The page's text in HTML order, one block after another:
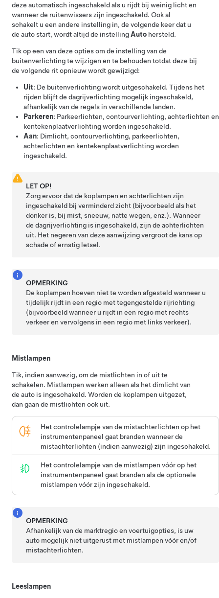
deze automatisch ingeschakeld als u rijdt bij weinig licht en
wanneer de ruitenwissers zijn ingeschakeld. Ook al
schakelt u een andere instelling in, de volgende keer dat u
de auto start, wordt altijd de instelling Auto hersteld.
Tik op een van deze opties om de instelling van de
buitenverlichting te wijzigen en te behouden totdat deze bij
de volgende rit opnieuw wordt gewijzigd:
Uit: De buitenverlichting wordt uitgeschakeld. Tijdens het
rijden blijft de dagrijverlichting mogelijk ingeschakeld,
afhankelijk van de regels in verschillende landen.
Parkeren: Parkeerlichten, contourverlichting, achterlichten en
kentekenplaatverlichting worden ingeschakeld.
Aan: Dimlicht, contourverlichting, parkeerlichten,
achterlichten en kentekenplaatverlichting worden
ingeschakeld.
LET OP!
Zorg ervoor dat de koplampen en achterlichten zijn
ingeschakeld bij verminderd zicht (bijvoorbeeld als het
donker is, bij mist, sneeuw, natte wegen, enz.). Wanneer
de dagrijverlichting is ingeschakeld, zijn de achterlichten
uit. Het negeren van deze aanwijzing vergroot de kans op
schade of ernstig letsel.
OPMERKING
De koplampen hoeven niet te worden afgesteld wanneer u
tijdelijk rijdt in een regio met tegengestelde rijrichting
(bijvoorbeeld wanneer u rijdt in een regio met rechts
verkeer en vervolgens in een regio met links verkeer).
Mistlampen
Tik, indien aanwezig, om de mistlichten in of uit te
schakelen. Mistlampen werken alleen als het dimlicht van
de auto is ingeschakeld. Worden de koplampen uitgezet,
dan gaan de mistlichten ook uit.
Het controlelampje van de mistachterlichten op het
instrumentenpaneel gaat branden wanneer de
mistachterlichten (indien aanwezig) zijn ingeschakeld.
Het controlelampje van de mistlampen vóór op het
instrumentenpaneel gaat branden als de optionele
mistlampen vóór zijn ingeschakeld.
OPMERKING
Afhankelijk van de marktregio en voertuigopties, is uw
auto mogelijk niet uitgerust met mistlampen vóór en/of
mistachterlichten.
Leeslampen